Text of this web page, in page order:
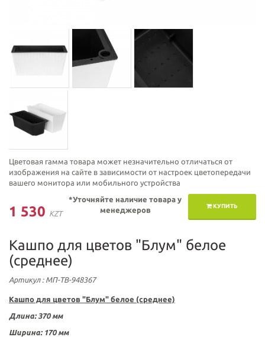
Цветовая гамма товара может незначительно отличаться от
изображения на сайте в зависимости от настроек цветопередачи
вашего монитора или мобильного устройства
1 530 KZT
КУПИТЬ
*Уточняйте наличие товара у
менеджеров
Кашпо для цветов "Блум" белое
(среднее)
Артикул: МП-ТВ-948367
Кашпо для цветов "Блум" белое (среднее)
Длина: 370 мм
Ширина: 170 мм